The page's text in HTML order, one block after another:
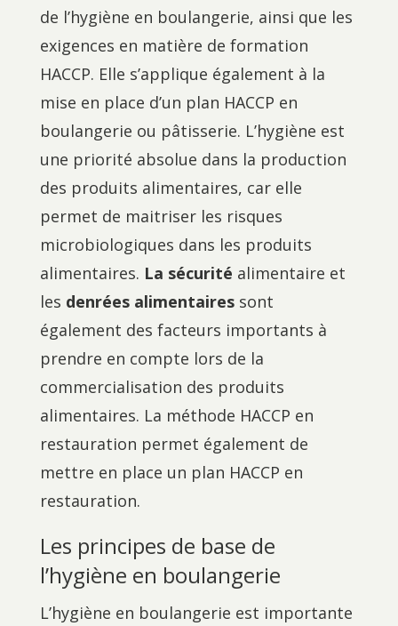
de l’hygiène en boulangerie, ainsi que les
exigences en matière de formation
HACCP. Elle s’applique également à la
mise en place d’un plan HACCP en
boulangerie ou pâtisserie. L’hygiène est
une priorité absolue dans la production
des produits alimentaires, car elle
permet de maitriser les risques
microbiologiques dans les produits
alimentaires. La sécurité alimentaire et
les denrées alimentairessont
également des facteurs importants à
prendre en compte lors de la
commercialisation des produits
alimentaires. La méthode HACCP en
restauration permet également de
mettre en place un plan HACCP en
restauration.
Les principes de base de
l’hygiène en boulangerie
L’hygiène en boulangerie est importante